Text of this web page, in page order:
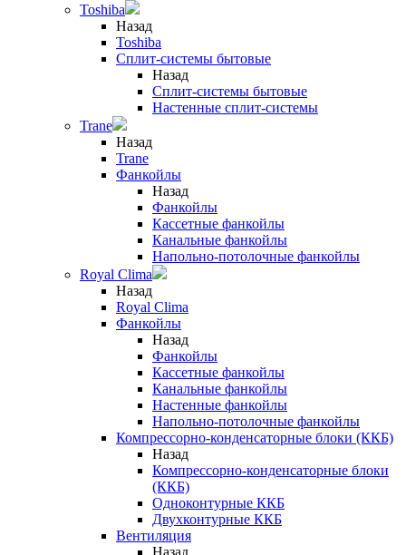
Toshiba
Назад
Toshiba
Сплит-системы бытовые
Назад
Сплит-системы бытовые
Настенные сплит-системы
Trane
Назад
Trane
Фанкойлы
Назад
Фанкойлы
Кассетные фанкойлы
Канальные фанкойлы
Напольно-потолочные фанкойлы
Royal Clima
Назад
Royal Clima
Фанкойлы
Назад
Фанкойлы
Кассетные фанкойлы
Канальные фанкойлы
Настенные фанкойлы
Напольно-потолочные фанкойлы
Компрессорно-конденсаторные блоки (ККБ)
Назад
Компрессорно-конденсаторные блоки
(ККБ)
Одноконтурные ККБ
Двухконтурные ККБ
Вентиляция
Назад